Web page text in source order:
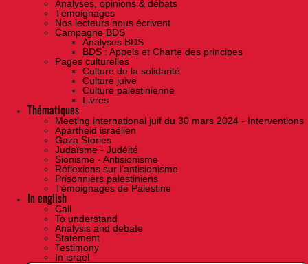
Analyses, opinions & débats
Témoignages
Nos lecteurs nous écrivent
Campagne BDS
Analyses BDS
BDS : Appels et Charte des principes
Pages culturelles
Culture de la solidarité
Culture juive
Culture palestinienne
Livres
Thématiques
Meeting international juif du 30 mars 2024 - Interventions
Apartheid israélien
Gaza Stories
Judaïsme - Judéité
Sionisme - Antisionisme
Réflexions sur l’antisionisme
Prisonniers palestiniens
Témoignages de Palestine
In english
Call
To understand
Analysis and debate
Statement
Testimony
In israel